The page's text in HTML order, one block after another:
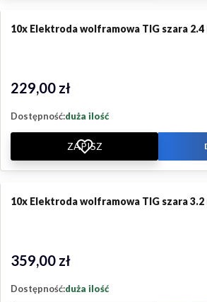
10x Elektroda wolframowa TIG szara 2.4
Cena
229,00 zł
Dostępność:duża ilość
ZAPISZ
10x Elektroda wolframowa TIG szara 3.2
Cena
359,00 zł
Dostępność:duża ilość